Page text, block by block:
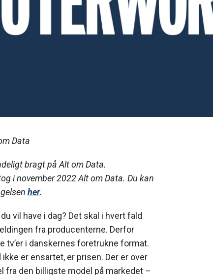
Data
bragt på Alt om Data.
i november 2022 Alt om Data. Du kan
her.
vil have i dag? Det skal i hvert fald
fra producenterne. Derfor
tv’er i danskernes foretrukne format.
er ensartet, er prisen. Der er over
fra den billigste model på markedet –